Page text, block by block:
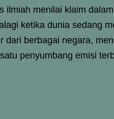
ilmiah menilai klaim
ketika dunia sedang
dari berbagai negara,
penyumbang emisi